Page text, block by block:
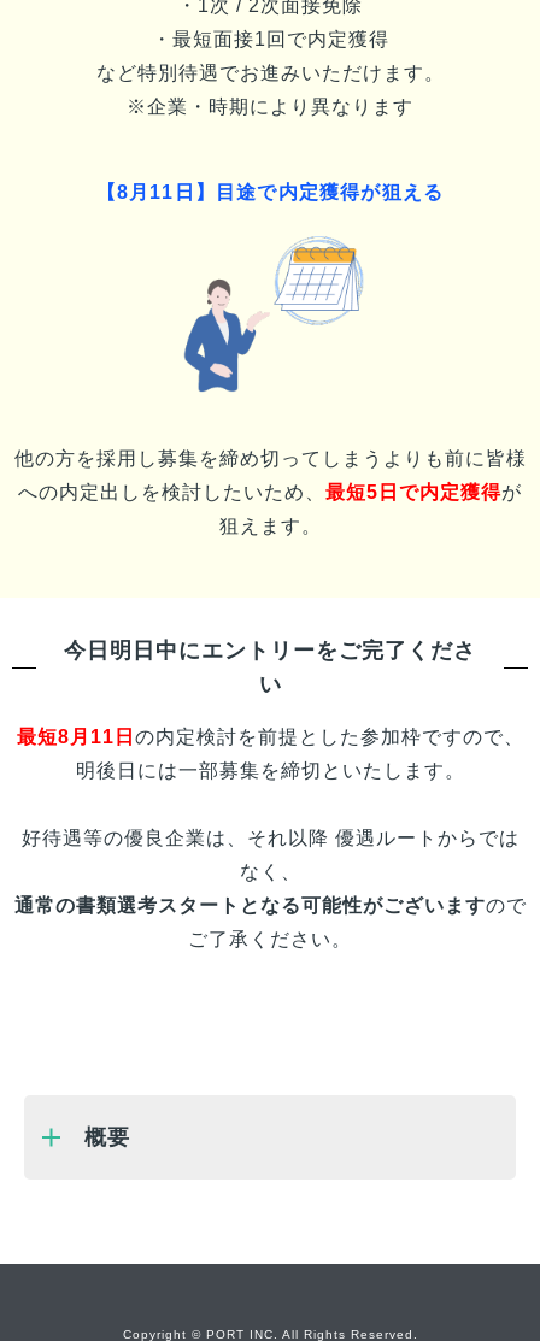
・1次 / 2次面接免除
・最短面接1回で内定獲得
など特別待遇でお進みいただけます。
※企業・時期により異なります
【8月11日 】目途で内定獲得が狙える
他の方を採用し募集を締め切ってしまうよりも前に 皆様
への内定出しを検討したいため、 最短5日で内定獲得が
狙えます。
今日明日中にエントリーをご完了くださ
い
最短8月11日 の内定検討を前提とした参加枠ですので、
明後日には一部募集を締切といたします。
好待遇等の優良企業は、それ以降 優遇ルートからでは
なく、
通常の書類選考スタートとなる可能性がございますので
ご了承ください。
概要
Copyright © PORT INC. All Rights Reserved.